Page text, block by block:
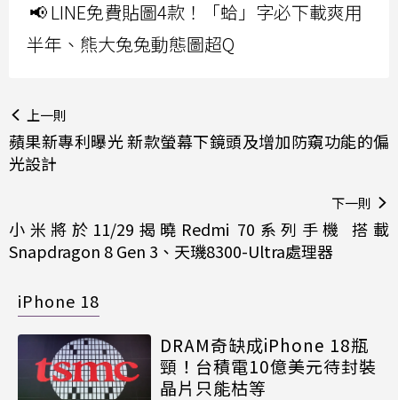
📢 LINE免費貼圖4款！「蛤」字必下載爽用
半年、熊大兔兔動態圖超Q
上一則
蘋果新專利曝光 新款螢幕下鏡頭及增加防窺功能的偏
光設計
下一則
小米將於11/29揭曉Redmi 70系列手機 搭載
Snapdragon 8 Gen 3、天璣8300-Ultra處理器
iPhone 18
DRAM奇缺成iPhone 18瓶
頸！台積電10億美元待封裝
晶片只能枯等